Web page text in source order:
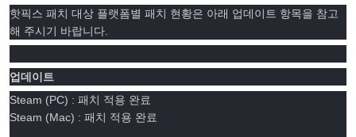
핫픽스 패치 대상 플랫폼별 패치 현황은 아래 업데이트 항목을 참고
해 주시기 바랍니다.
업데이트
Steam (PC) : 패치 적용 완료
Steam (Mac) : 패치 적용 완료